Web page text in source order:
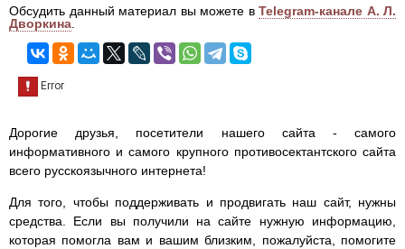
Обсудить данный материал вы можете в Telegram-канале А. Л.
Дворкина.
Дорогие друзья, посетители нашего сайта - самого
информативного и самого крупного противосектантского сайта
всего русскоязычного интернета!
Для того, чтобы поддерживать и продвигать наш сайт, нужны
средства. Если вы получили на сайте нужную информацию,
которая помогла вам и вашим близким, пожалуйста, помогите